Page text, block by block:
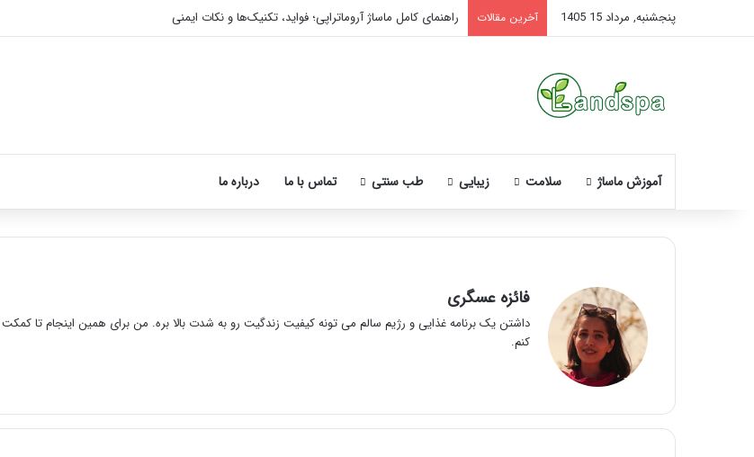
پنجشنبه, مرداد 15 1405 آخرین مقالات راهنمای کامل ماساژ آروماتراپی؛ فواید، تکنیک‌ها و نکات ایمنی
آموزش ماساژ سلامت زیبایی طب سنتی تماس با ما درباره ما
فائزه عسگری
داشتن یک برنامه غذایی و رژیم سالم می تونه کیفیت زندگیت رو به شدت بالا بره. من برای همین اینجام تا کمکت
کنم.
ن
ا
آ
ش